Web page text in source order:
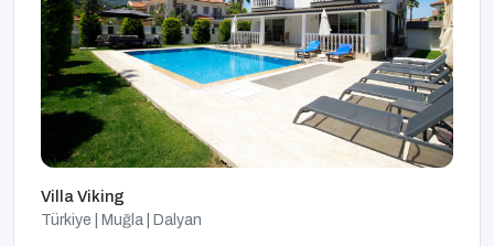
Villa Viking
Türkiye | Muğla | Dalyan